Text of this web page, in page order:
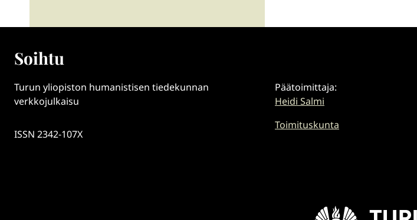
Soihtu
Turun yliopiston humanistisen tiedekunnan
verkkojulkaisu
ISSN 2342-107X
Päätoimittaja:
Heidi Salmi
Toimituskunta